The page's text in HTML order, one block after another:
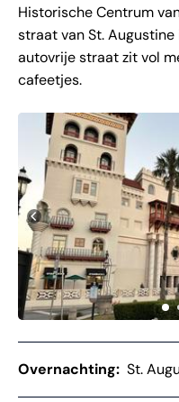
Historische Centrum
straat van St. Augustine
autovrije straat zit vol
cafeetjes.
Overnachting: St.